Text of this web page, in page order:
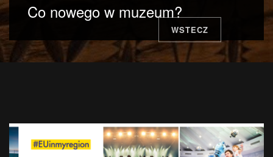
日本語
Co nowego w muzeum?
WSTECZ